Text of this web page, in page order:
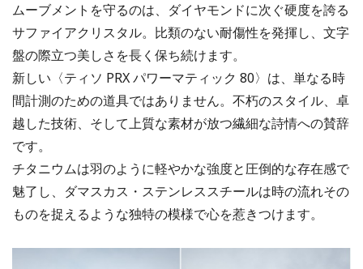
ムーブメントを守るのは、ダイヤモンドに次ぐ硬度を誇る
サファイアクリスタル。比類のない耐傷性を発揮し、文字
盤の際立つ美しさを長く保ち続けます。
新しい〈ティソ PRX パワーマティック 80〉は、単なる時
間計測のための道具ではありません。不朽のスタイル、卓
越した技術、そして上質な素材が放つ繊細な詩情への賛辞
です。
チタニウムは羽のように軽やかな強度と圧倒的な存在感で
魅了し、ダマスカス・ステンレススチールは時の流れその
ものを捉えるような独特の模様で心を惹きつけます。